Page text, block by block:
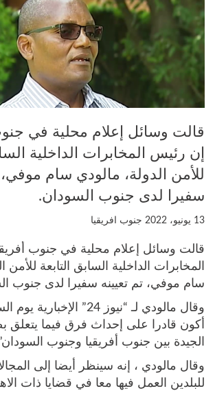
قالت وسائل إعلام محلية في
إن رئيس المخابرات الداخلية
للأمن الدولة، مالودي سام موفي،
سفيرا لدى جنوب السودان.
13 يونيو، 2022 جنوب افريقيا
قالت وسائل إعلام محلية في جنوب
المخابرات الداخلية السابق التابعة للأمن
سام موفي، تم تعيينه سفيرا لدى جنوب
وقال مالودي لـ “نيوز 24”
أكون قادرا على إحداث فرق فيما يتعلق
الجيدة بين جنوب أفريقيا وجنوب
وقال مالودي ، إنه سينظر أيضا إلى
للبلدين العمل فيها معا في قضايا ذات